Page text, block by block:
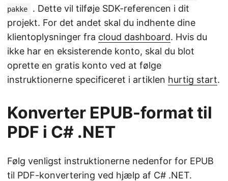
pakke
. Dette vil tilføje SDK-referencen i dit
projekt. For det andet skal du indhente dine
klientoplysninger fra cloud dashboard. Hvis du
ikke har en eksisterende konto, skal du blot
oprette en gratis konto ved at følge
instruktionerne specificeret i artiklen hurtig start.
Konverter EPUB-format til
PDF i C# .NET
Følg venligst instruktionerne nedenfor for EPUB
til PDF-konvertering ved hjælp af C# .NET.